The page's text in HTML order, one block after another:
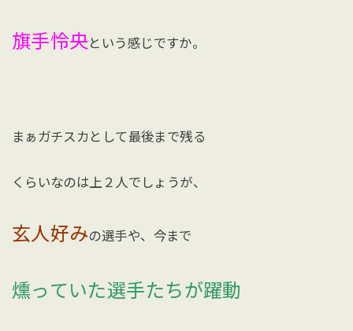
旗手怜央という感じですか。
まぁガチスカとして最後まで残る
くらいなのは上２人でしょうが、
玄人好みの選手や、今まで
燻っていた選手たちが躍動